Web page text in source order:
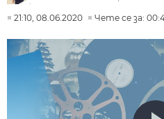
21:10, 08.06.2020 Чете се за: